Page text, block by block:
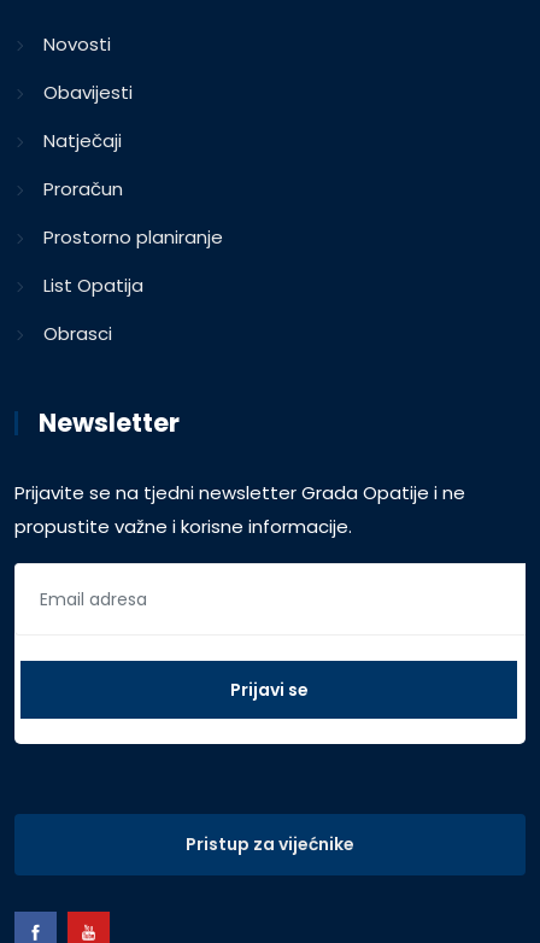
Novosti
Obavijesti
Natječaji
Proračun
Prostorno planiranje
List Opatija
Obrasci
Newsletter
Prijavite se na tjedni newsletter Grada Opatije i ne
propustite važne i korisne informacije.
Pristup za vijećnike